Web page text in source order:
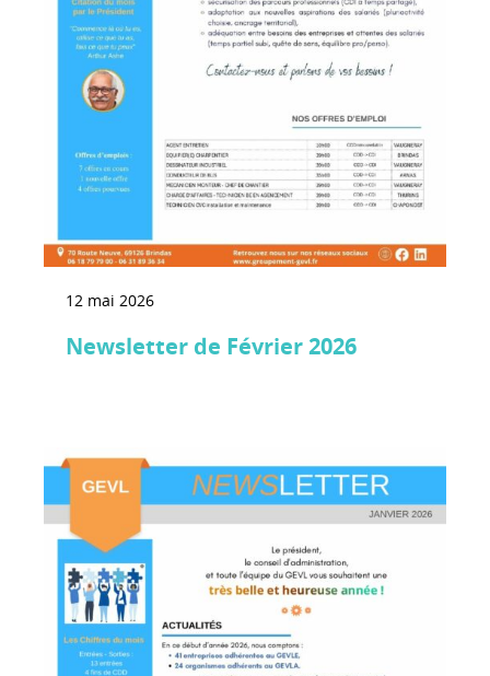
12 mai 2026
Newsletter de Février 2026